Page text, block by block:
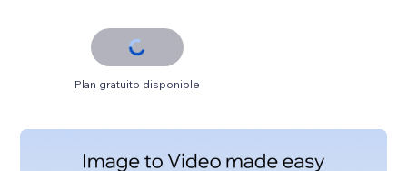
Plan gratuito disponible